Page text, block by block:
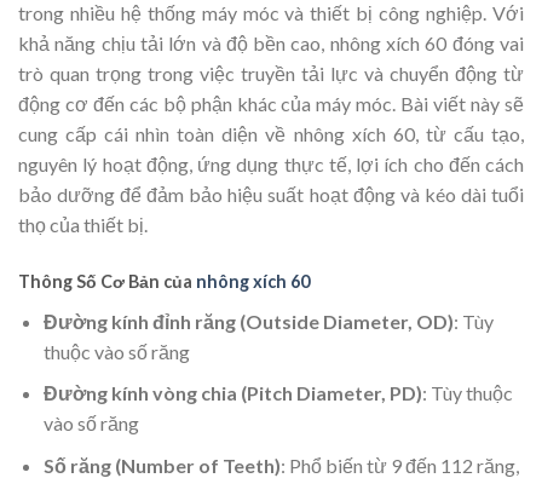
trong nhiều hệ thống máy móc và thiết bị công nghiệp. Với
khả năng chịu tải lớn và độ bền cao, nhông xích 60 đóng vai
trò quan trọng trong việc truyền tải lực và chuyển động từ
động cơ đến các bộ phận khác của máy móc. Bài viết này sẽ
cung cấp cái nhìn toàn diện về nhông xích 60, từ cấu tạo,
nguyên lý hoạt động, ứng dụng thực tế, lợi ích cho đến cách
bảo dưỡng để đảm bảo hiệu suất hoạt động và kéo dài tuổi
thọ của thiết bị.
Thông Số Cơ Bản của nhông xích 60
Đường kính đỉnh răng (Outside Diameter, OD): Tùy
thuộc vào số răng
Đường kính vòng chia (Pitch Diameter, PD): Tùy thuộc
vào số răng
Số răng (Number of Teeth): Phổ biến từ 9 đến 112 răng,